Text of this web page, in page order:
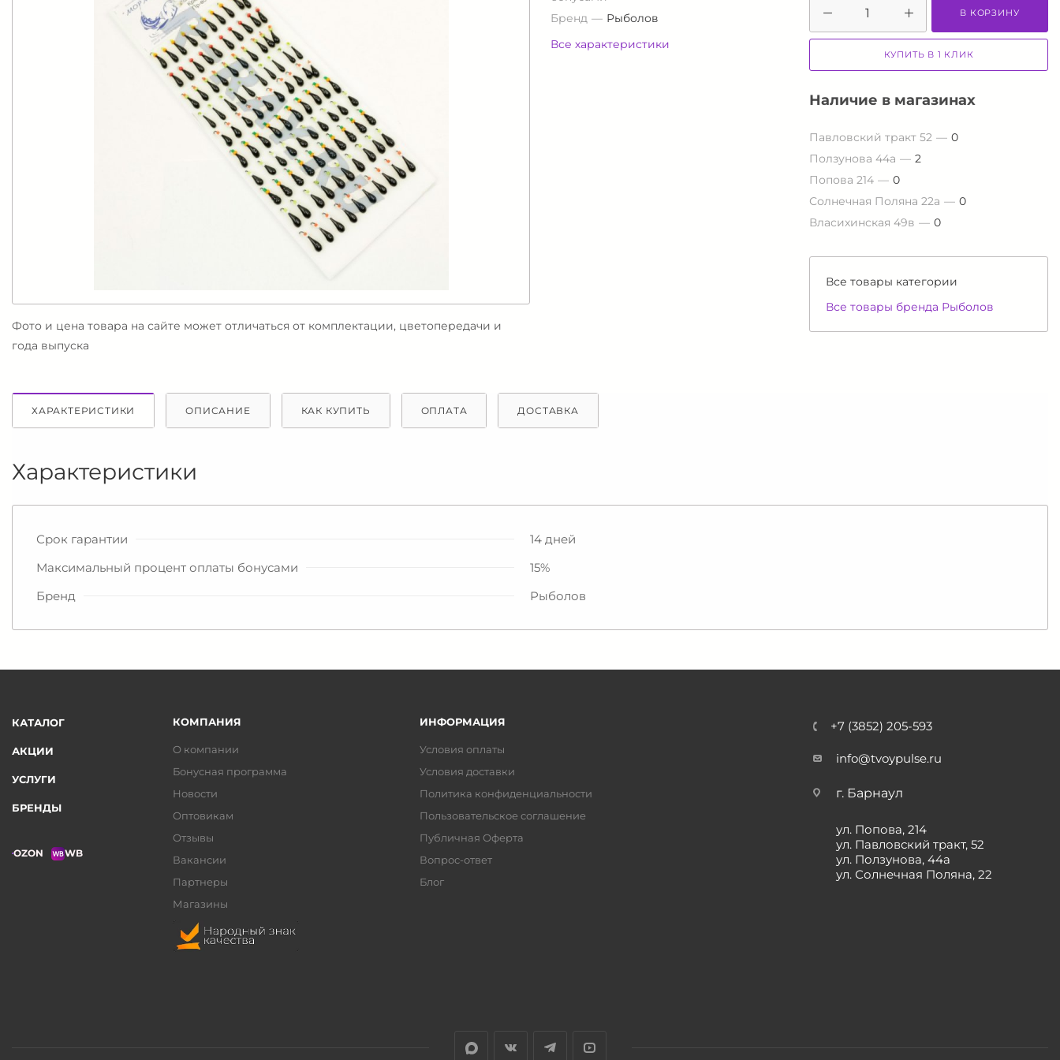
Фото и цена товара на сайте может отличаться от комплектации, цветопередачи и
года выпуска
Бренд
Рыболов
Все характеристики
В КОРЗИНУ
КУПИТЬ В 1 КЛИК
Наличие в магазинах
Павловский тракт 52
0
Ползунова 44а
2
Попова 214
0
Солнечная Поляна 22а
0
Власихинская 49в
0
Все товары категории
Все товары бренда Рыболов
ХАРАКТЕРИСТИКИ ОПИСАНИЕ КАК КУПИТЬ ОПЛАТА ДОСТАВКА
Характеристики
Срок гарантии
14 дней
Максимальный процент оплаты бонусами
15%
Бренд
Рыболов
КАТАЛОГ
АКЦИИ
УСЛУГИ
БРЕНДЫ
OZON WB
КОМПАНИЯ
О компании
Бонусная программа
Новости
Оптовикам
Отзывы
Вакансии
Партнеры
Магазины
ИНФОРМАЦИЯ
Условия оплаты
Условия доставки
Политика конфиденциальности
Пользовательское соглашение
Публичная Оферта
Вопрос-ответ
Блог
+7 (3852) 205-593
info@tvoypulse.ru
г. Барнаул
ул. Попова, 214
ул. Павловский тракт, 52
ул. Ползунова, 44а
ул. Солнечная Поляна, 22